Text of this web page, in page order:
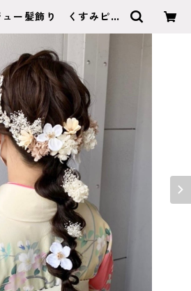
ュー髪飾り くすみピン
レス ヘアパーツ プリ
ラワー ドライフラワー
k-0097 | cocorofleur
ルール 【成人式 卒業
特別な日のヘッドアク
ー・ブーケショップ